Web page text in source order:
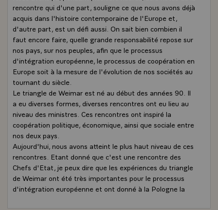
rencontre qui d'une part, souligne ce que nous avons déjà
acquis dans l'histoire contemporaine de l'Europe et,
d'autre part, est un défi aussi. On sait bien combien il
faut encore faire, quelle grande responsabilité repose sur
nos pays, sur nos peuples, afin que le processus
d'intégration européenne, le processus de coopération en
Europe soit à la mesure de l'évolution de nos sociétés au
tournant du siècle.
Le triangle de Weimar est né au début des années 90. Il
a eu diverses formes, diverses rencontres ont eu lieu au
niveau des ministres. Ces rencontres ont inspiré la
coopération politique, économique, ainsi que sociale entre
nos deux pays.
Aujourd'hui, nous avons atteint le plus haut niveau de ces
rencontres. Etant donné que c'est une rencontre des
Chefs d'Etat, je peux dire que les expériences du triangle
de Weimar ont été très importantes pour le processus
d'intégration européenne et ont donné à la Pologne la